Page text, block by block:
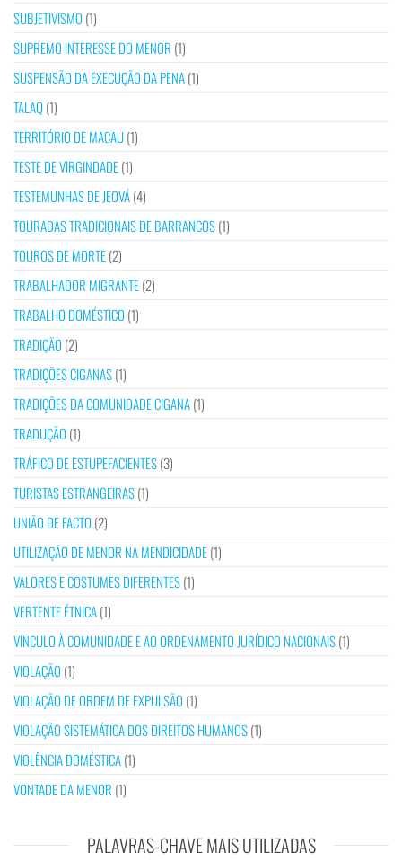
SUBJETIVISMO (1)
SUPREMO INTERESSE DO MENOR (1)
SUSPENSÃO DA EXECUÇÃO DA PENA(1)
TALAQ(1)
TERRITÓRIO DE MACAU(1)
TESTE DE VIRGINDADE(1)
TESTEMUNHAS DE JEOVÁ(4)
TOURADAS TRADICIONAIS DE BARRANCOS(1)
TOUROS DE MORTE(2)
TRABALHADOR MIGRANTE(2)
TRABALHO DOMÉSTICO (1)
TRADIÇÃO (2)
TRADIÇÕES CIGANAS(1)
TRADIÇÕES DA COMUNIDADE CIGANA(1)
TRADUÇÃO (1)
TRÁFICO DE ESTUPEFACIENTES(3)
TURISTAS ESTRANGEIRAS(1)
UNIÃO DE FACTO (2)
UTILIZAÇÃO DE MENOR NA MENDICIDADE(1)
VALORES E COSTUMES DIFERENTES(1)
VERTENTE ÉTNICA(1)
VÍNCULO À COMUNIDADE E AO ORDENAMENTO JURÍDICO NACIONAIS(1)
VIOLAÇÃO (1)
VIOLAÇÃO DE ORDEM DE EXPULSÃO (1)
VIOLAÇÃO SISTEMÁTICA DOS DIREITOS HUMANOS(1)
VIOLÊNCIA DOMÉSTICA(1)
VONTADE DA MENOR (1)
PALAVRAS-CHAVE MAIS UTILIZADAS